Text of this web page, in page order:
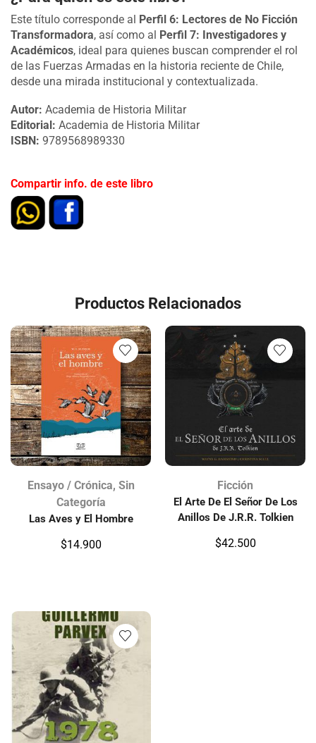
Este título corresponde al Perfil 6: Lectores de No Ficción
Transformadora, así como al Perfil 7: Investigadores y
Académicos, ideal para quienes buscan comprender el rol
de las Fuerzas Armadas en la historia reciente de Chile,
desde una mirada institucional y contextualizada.
Autor: Academia de Historia Militar
Editorial: Academia de Historia Militar
ISBN: 9789568989330
Compartir info. de este libro
Productos Relacionados
Ensayo / Crónica, Sin
Categoría
Las Aves y El Hombre
$14.900
Ficción
El Arte De El Señor De Los
Anillos De J.R.R. Tolkien
$42.500